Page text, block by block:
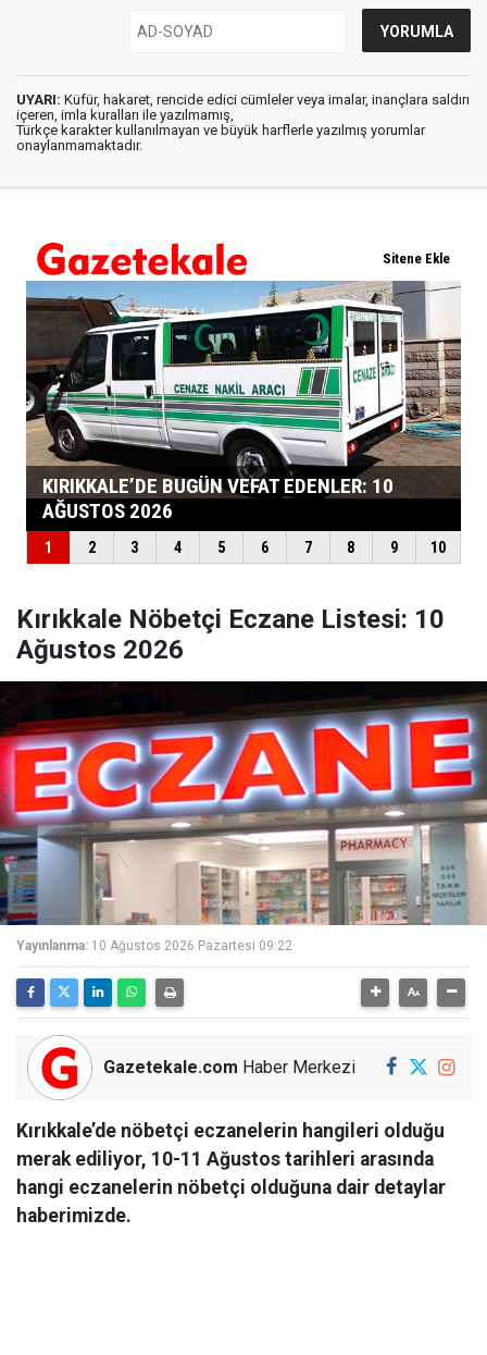
UYARI: Küfür, hakaret, rencide edici cümleler veya imalar, inançlara saldırı
içeren, imla kuralları ile yazılmamış,
Türkçe karakter kullanılmayan ve büyük harflerle yazılmış yorumlar
onaylanmamaktadır.
Kırıkkale Nöbetçi Eczane Listesi: 10
Ağustos 2026
Yayınlanma: 10 Ağustos 2026 Pazartesi 09:22
Gazetekale.com Haber Merkezi
Kırıkkale’de nöbetçi eczanelerin hangileri olduğu
merak ediliyor, 10-11 Ağustos tarihleri arasında
hangi eczanelerin nöbetçi olduğuna dair detaylar
haberimizde.